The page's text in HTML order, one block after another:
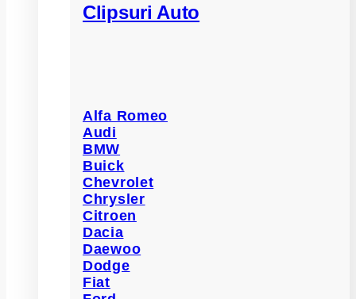
Clipsuri Auto
Alfa Romeo
Audi
BMW
Buick
Chevrolet
Chrysler
Citroen
Dacia
Daewoo
Dodge
Fiat